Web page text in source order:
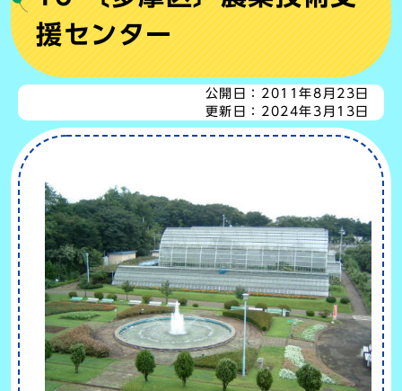
援センター
公開日： 2011年8月23日
更新日： 2024年3月13日